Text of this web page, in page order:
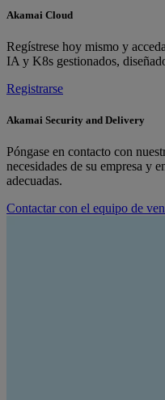
Akamai Cloud
Regístrese hoy mismo y
IA y K8s gestionados,
Registrarse
Akamai Security and Delivery
Póngase en contacto con
necesidades de su empresa y
adecuadas.
Contactar con el equipo de